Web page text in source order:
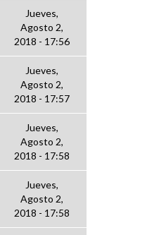
Jueves,
Agosto 2,
2018 - 17:56
Jueves,
Agosto 2,
2018 - 17:57
Jueves,
Agosto 2,
2018 - 17:58
Jueves,
Agosto 2,
2018 - 17:58